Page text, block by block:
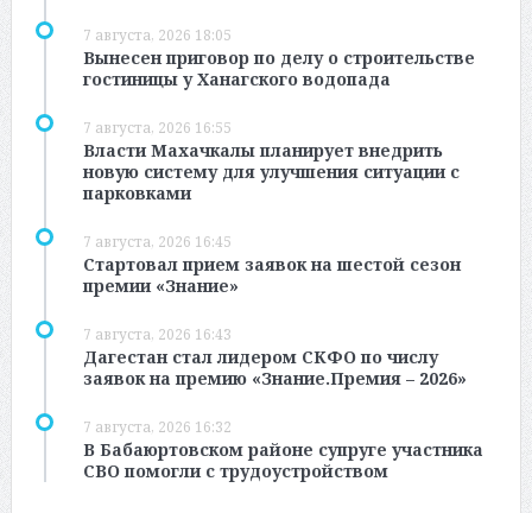
7 августа, 2026 18:05
Вынесен приговор по делу о строительстве
гостиницы у Ханагского водопада
7 августа, 2026 16:55
Власти Махачкалы планирует внедрить
новую систему для улучшения ситуации с
парковками
7 августа, 2026 16:45
Стартовал прием заявок на шестой сезон
премии «Знание»
7 августа, 2026 16:43
Дагестан стал лидером СКФО по числу
заявок на премию «Знание.Премия – 2026»
7 августа, 2026 16:32
В Бабаюртовском районе супруге участника
СВО помогли с трудоустройством